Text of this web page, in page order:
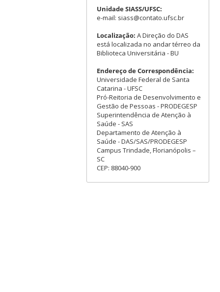
Unidade SIASS/UFSC:
e-mail: siass@contato.ufsc.br
Localização: A Direção do DAS
está localizada no andar térreo da
Biblioteca Universitária - BU
Endereço de Correspondência:
Universidade Federal de Santa
Catarina - UFSC
Pró-Reitoria de Desenvolvimento e
Gestão de Pessoas - PRODEGESP
Superintendência de Atenção à
Saúde - SAS
Departamento de Atenção à
Saúde - DAS/SAS/PRODEGESP
Campus Trindade, Florianópolis –
SC
CEP: 88040-900